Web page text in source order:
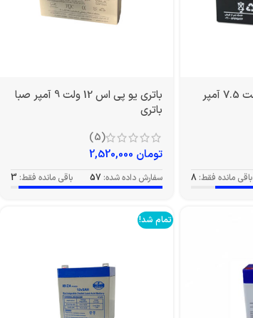
باتری یو پی اس 12 ولت 7.5 آمپر
باقی مانده فقط: 8
باتری یو پی اس 12 ولت 9 آمپر صبا
باتری
(5)
تومان
سفارش داده شده: 57 باقی مانده فقط: 3
تمام شد!